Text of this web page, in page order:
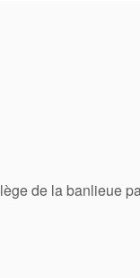
de la banlieue